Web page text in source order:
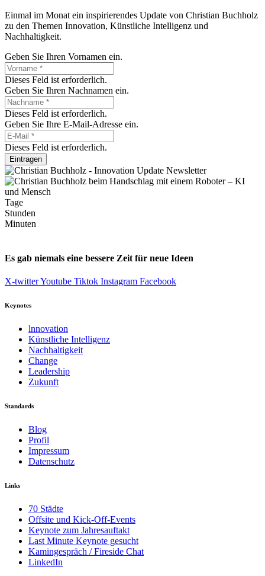
Einmal im Monat ein inspirierendes Update von Christian Buchholz
zu den Themen Innovation, Künstliche Intelligenz und
Nachhaltigkeit.
Geben Sie Ihren Vornamen ein.
Dieses Feld ist erforderlich.
Geben Sie Ihren Nachnamen ein.
Dieses Feld ist erforderlich.
Geben Sie Ihre E-Mail-Adresse ein.
Dieses Feld ist erforderlich.
Eintragen
Tage
Stunden
Minuten
Es gab niemals eine bessere Zeit für neue Ideen
X-twitterYoutube Tiktok Instagram Facebook
Keynotes
lnnovation
Künstliche Intelligenz
Nachhaltigkeit
Change
Leadership
Zukunft
Standards
Blog
Profil
Impressum
Datenschutz
Links
70 Städte
Offsite und Kick-Off-Events
Keynote zum Jahresauftakt
Last Minute Keynote gesucht
Kamingespräch / Fireside Chat
LinkedIn